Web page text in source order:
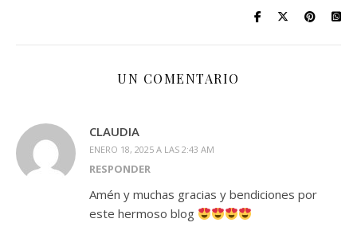
UN COMENTARIO
CLAUDIA
ENERO 18, 2025 A LAS 2:43 AM
RESPONDER
Amén y muchas gracias y bendiciones por
este hermoso blog